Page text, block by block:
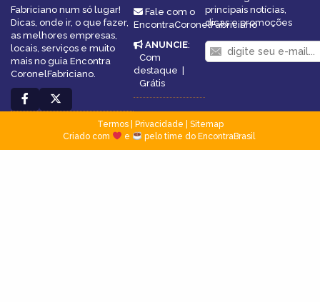
Fabriciano num só lugar!
Dicas, onde ir, o que fazer,
as melhores empresas,
locais, serviços e muito
mais no guia Encontra
CoronelFabriciano.
Fale com o
EncontraCoronelFabriciano
ANUNCIE:
Com
destaque |
Grátis
principais notícias,
dicas e promoções
Termos| Privacidade
Sitemap
Criado com
e pelo time do EncontraBrasil